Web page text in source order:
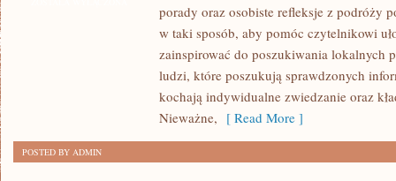
POLSCE
porady oraz osobiste refleksje z podróży
w taki sposób, aby pomóc czytelnikowi
zainspirować do poszukiwania lokalnych
ludzi, które poszukują sprawdzonych
kochają indywidualne zwiedzanie oraz
Nieważne, [ Read More ]
POSTED BY ADMIN